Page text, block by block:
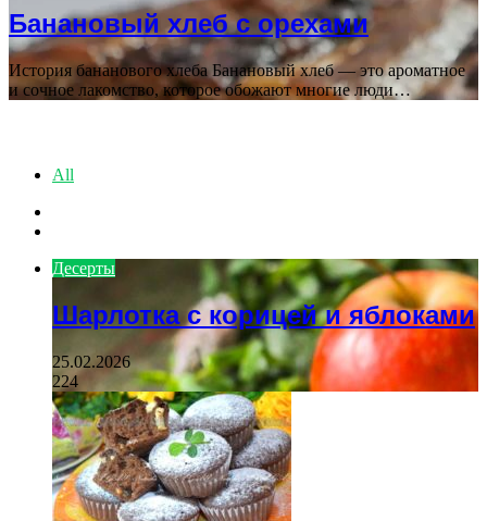
Банановый хлеб с орехами
История бананового хлеба Банановый хлеб — это ароматное
и сочное лакомство, которое обожают многие люди…
All
Десерты
Шарлотка с корицей и яблоками
25.02.2026
224